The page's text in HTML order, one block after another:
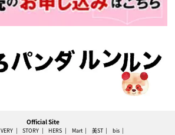
Official Site
VERY STORY HERS Mart 美ST
bis